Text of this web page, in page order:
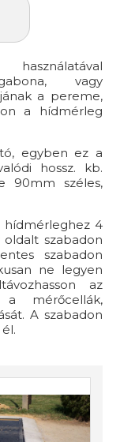
vagy
a pereme,
a hídmérleg
egyben ez a
hossz. kb.
90mm széles,
hídmérleghez 4
szabadon
szabadon
ne legyen
az
a mérőcellák,
A szabadon